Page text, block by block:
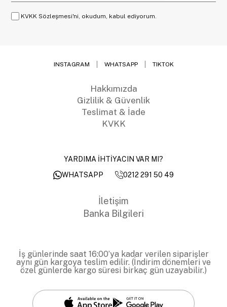
KVKK Sözleşmesi'ni, okudum, kabul ediyorum.
INSTAGRAM WHATSAPP TIKTOK
Hakkımızda
Gizlilik & Güvenlik
Teslimat & İade
KVKK
YARDIMA İHTİYACIN VAR MI?
WHATSAPP
0212 291 50 49
İletişim
Banka Bilgileri
İş günlerinde saat 16:00’ya kadar verilen siparişler
aynı gün kargoya teslim edilir. (İndirim dönemleri ve
özel günlerde kargo süresi birkaç gün uzayabilir.)